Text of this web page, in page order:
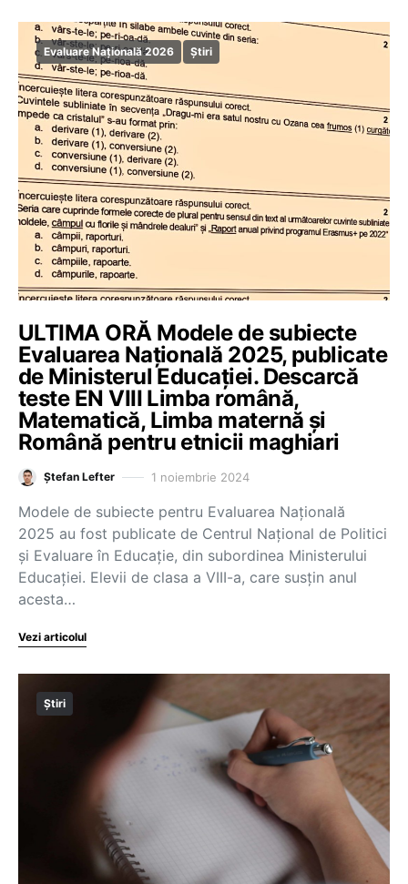
Evaluare Națională 2026 Știri
ULTIMA ORĂ Modele de subiecte
Evaluarea Națională 2025, publicate
de Ministerul Educației. Descarcă
teste EN VIII Limba română,
Matematică, Limba maternă și
Română pentru etnicii maghiari
Ștefan Lefter 1 noiembrie 2024
Modele de subiecte pentru Evaluarea Națională
2025 au fost publicate de Centrul Național de Politici
și Evaluare în Educație, din subordinea Ministerului
Educației. Elevii de clasa a VIII-a, care susțin anul
acesta…
Vezi articolul
Știri